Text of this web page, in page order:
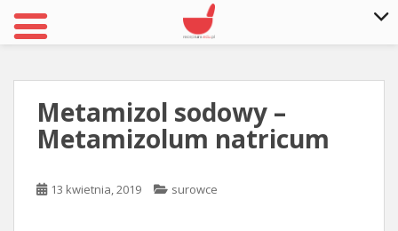
Metamizol sodowy –
Metamizolum natricum
13 kwietnia, 2019 surowce